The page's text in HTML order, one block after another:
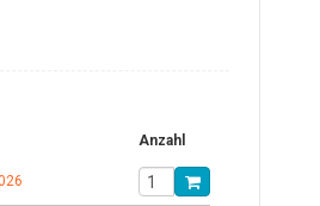
Anzahl